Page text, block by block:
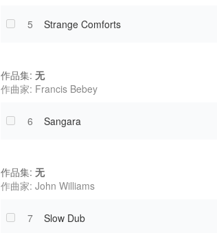
5 Strange Comforts
作品集: 无
作曲家: Francis Bebey
6 Sangara
作品集: 无
作曲家: John Williams
7 Slow Dub